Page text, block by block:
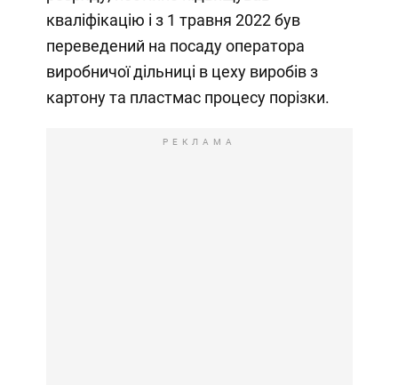
кваліфікацію і з 1 травня 2022 був
переведений на посаду оператора
виробничої дільниці в цеху виробів з
картону та пластмас процесу порізки.
РЕКЛАМА